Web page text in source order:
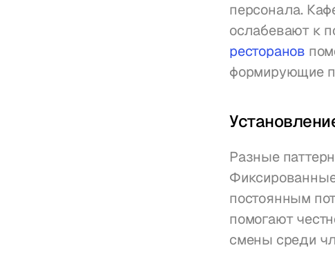
персонала.
ослабевают к
ресторанов
формирующие
Разные
постоянным
помогают
смены среди